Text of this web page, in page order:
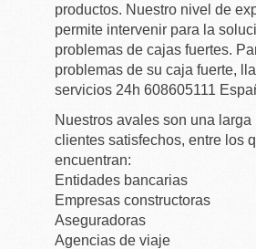
productos. Nuestro nivel de
permite intervenir para la
problemas de cajas fuertes.
problemas de su caja fuerte,
servicios 24h 608605111
Nuestros avales son una larga
clientes satisfechos, entre los
encuentran:
Entidades bancarias
Empresas constructoras
Aseguradoras
Agencias de viaje